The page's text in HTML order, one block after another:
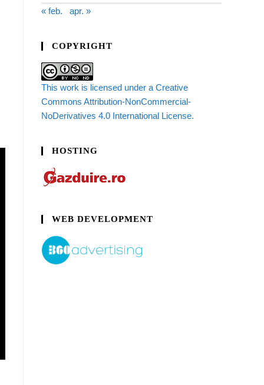
« feb. apr. »
COPYRIGHT
This work is licensed under a Creative
Commons Attribution-NonCommercial-
NoDerivatives 4.0 International License.
HOSTING
WEB DEVELOPMENT